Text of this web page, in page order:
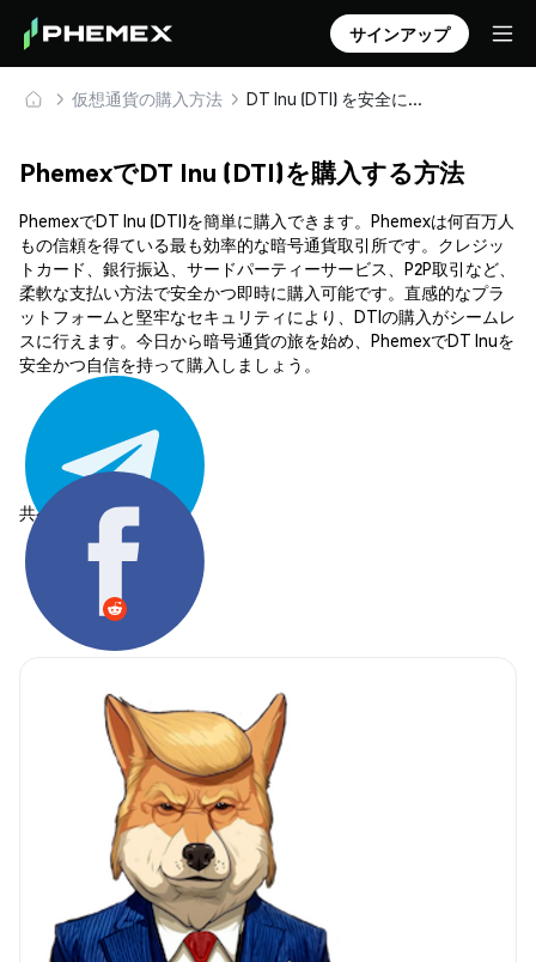
サインアップ
仮想通貨の購入方法 DT Inu (DTI) を安全に購入・保管
PhemexでDT Inu (DTI)を購入する方法
PhemexでDT Inu (DTI)を簡単に購入できます。Phemexは何百万人
もの信頼を得ている最も効率的な暗号通貨取引所です。クレジッ
トカード、銀行振込、サードパーティーサービス、P2P取引など、
柔軟な支払い方法で安全かつ即時に購入可能です。直感的なプラ
ットフォームと堅牢なセキュリティにより、DTIの購入がシームレ
スに行えます。今日から暗号通貨の旅を始め、PhemexでDT Inuを
安全かつ自信を持って購入しましょう。
共有する: